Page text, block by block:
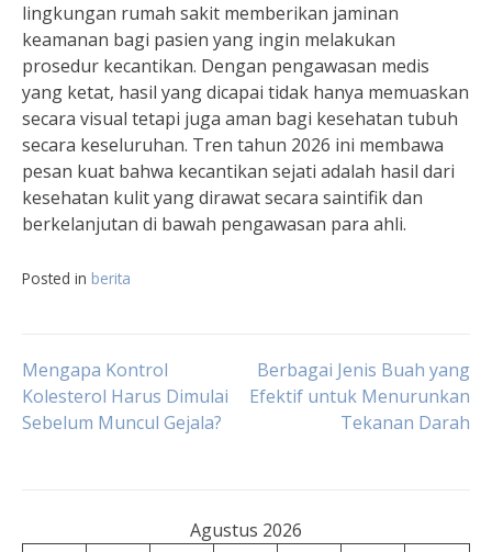
lingkungan rumah sakit memberikan jaminan
keamanan bagi pasien yang ingin melakukan
prosedur kecantikan. Dengan pengawasan medis
yang ketat, hasil yang dicapai tidak hanya memuaskan
secara visual tetapi juga aman bagi kesehatan tubuh
secara keseluruhan. Tren tahun 2026 ini membawa
pesan kuat bahwa kecantikan sejati adalah hasil dari
kesehatan kulit yang dirawat secara saintifik dan
berkelanjutan di bawah pengawasan para ahli.
Posted in berita
Navigasi
pos
Mengapa Kontrol
Kolesterol Harus Dimulai
Sebelum Muncul Gejala?
Berbagai Jenis Buah yang
Efektif untuk Menurunkan
Tekanan Darah
Agustus 2026